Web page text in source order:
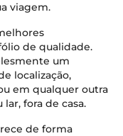
viagem.
de qualidade.
um
localização,
em qualquer outra
fora de casa.
de forma